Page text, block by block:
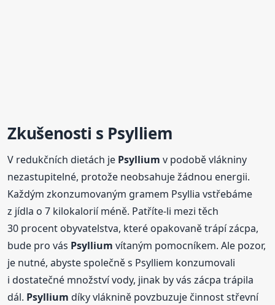
Zkušenosti s Psylliem
V redukčních dietách je Psyllium v podobě vlákniny
nezastupitelné, protože neobsahuje žádnou energii.
Každým zkonzumovaným gramem Psyllia vstřebáme
z jídla o 7 kilokalorií méně. Patříte-li mezi těch
30 procent obyvatelstva, které opakovaně trápí zácpa,
bude pro vás Psyllium vítaným pomocníkem. Ale pozor,
je nutné, abyste společně s Psylliem konzumovali
i dostatečné množství vody, jinak by vás zácpa trápila
dál. Psyllium díky vláknině povzbuzuje činnost střevní